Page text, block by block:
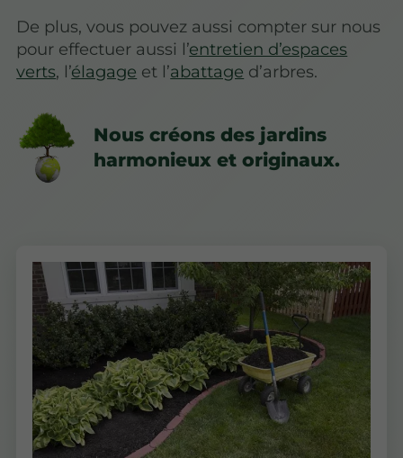
De plus, vous pouvez aussi compter sur nous
pour effectuer aussi l’entretien d’espaces
verts, l’élagage et l’abattage d’arbres.
Nous créons des jardins
harmonieux et originaux.